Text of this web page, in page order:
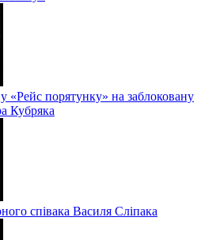
«Рейс порятунку» на заблоковану
Кубряка
співака Василя Сліпака